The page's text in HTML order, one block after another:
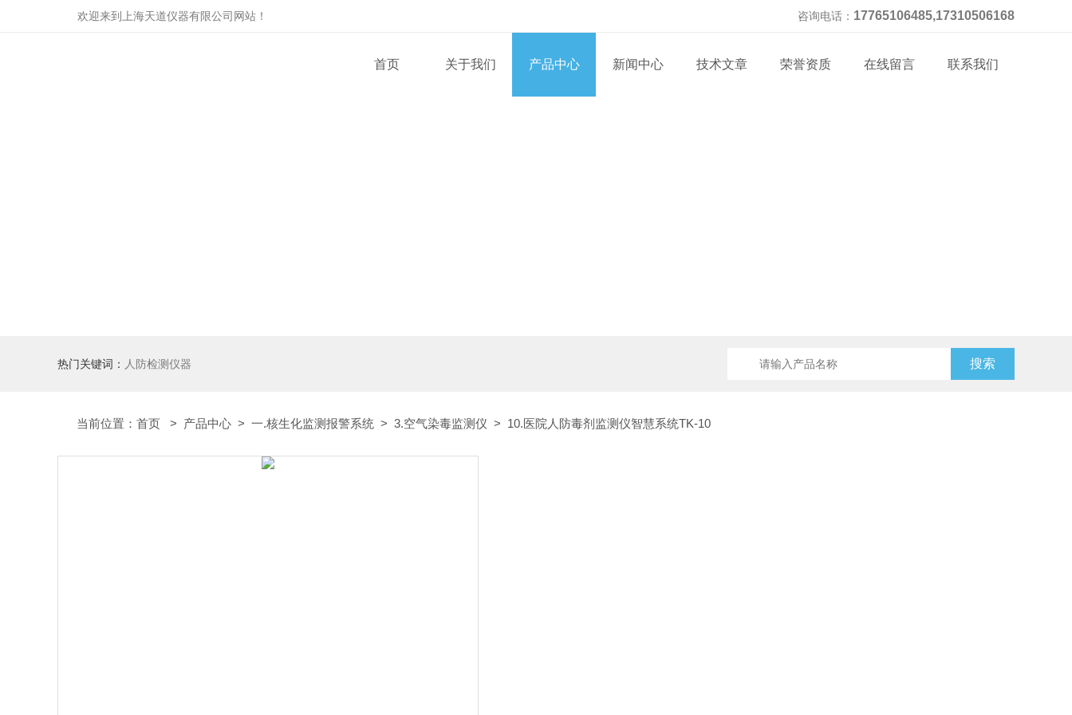
欢迎来到 上海天道仪器有限公司 网站！ 咨询电话： 17765106485,17310506168
首页 关于我们 产品中心 新闻中心 技术文章 荣誉资质 在线留言 联系我们
热门关键词： 人防检测仪器
当前位置： 首页 > 产品中心 > 一.核生化监测报警系统 > 3.空气染毒监测仪 > 10.医院人防毒剂监测仪智慧系统TK-10